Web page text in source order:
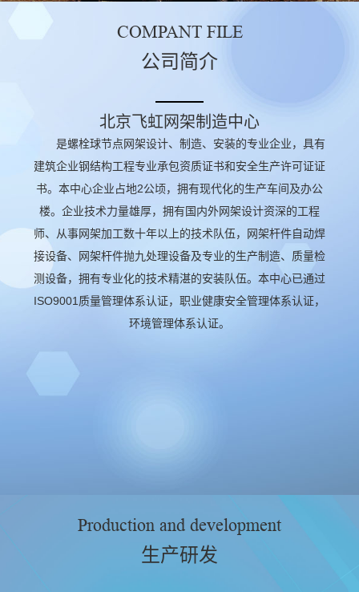
COMPANT FILE
公司简介
北京飞虹网架制造中心
是螺栓球节点网架设计、制造、安装的专业企业，具有
建筑企业钢结构工程专业承包资质证书和安全生产许可证证
书。本中心企业占地2公顷，拥有现代化的生产车间及办公
楼。企业技术力量雄厚，拥有国内外网架设计资深的工程
师、从事网架加工数十年以上的技术队伍，网架杆件自动焊
接设备、网架杆件抛九处理设备及专业的生产制造、质量检
测设备，拥有专业化的技术精湛的安装队伍。本中心已通过
ISO9001质量管理体系认证，职业健康安全管理体系认证，
环境管理体系认证。
Production and development
生产研发